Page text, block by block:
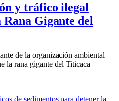
y tráfico ilegal
Rana Gigante del
de la organización ambiental
la rana gigante del Titicaca